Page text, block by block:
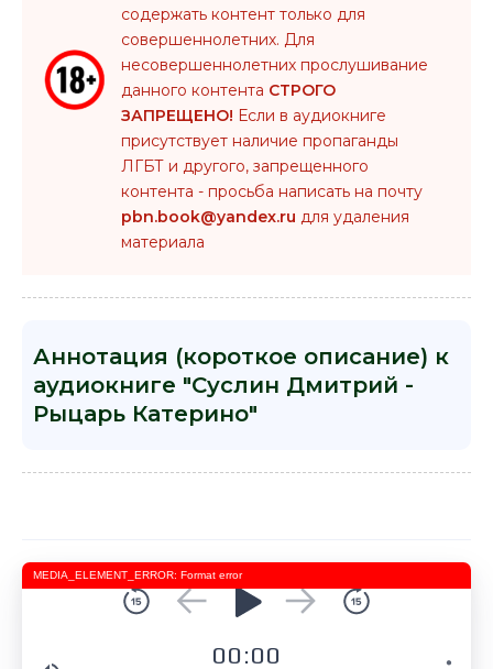
содержать контент только для
совершеннолетних. Для
несовершеннолетних прослушивание
данного контента СТРОГО
ЗАПРЕЩЕНО! Если в аудиокниге
присутствует наличие пропаганды
ЛГБТ и другого, запрещенного
контента - просьба написать на почту
pbn.book@yandex.ru для удаления
материала
Аннотация (короткое описание) к
аудиокниге "Суслин Дмитрий -
Рыцарь Катерино"
00:00
MEDIA_ELEMENT_ERROR: Format error